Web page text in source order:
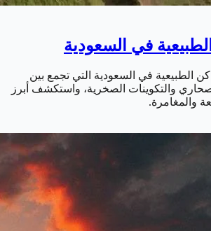
في السعودية
الطبيعية في السعودية التي تجمع بين
والتكوينات الصخرية، واستكشف أبرز
والمغامرة.